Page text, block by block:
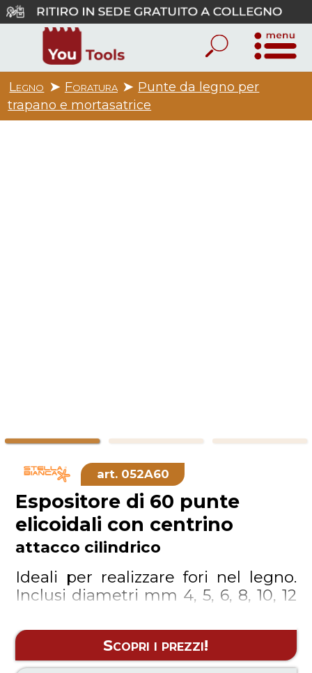
1
Legno ➤ Foratura ➤ Punte da legno per
trapano e mortasatrice
052A60
Espositore di 60 punte
elicoidali con centrino
attacco cilindrico
Ideali per realizzare fori nel legno.
Inclusi diametri mm 4, 5, 6, 8, 10, 12
Scopri i prezzi!